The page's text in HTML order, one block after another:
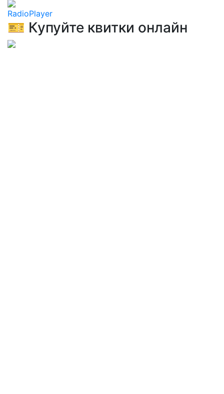
RadioPlayer
🎫 Купуйте квитки онлайн